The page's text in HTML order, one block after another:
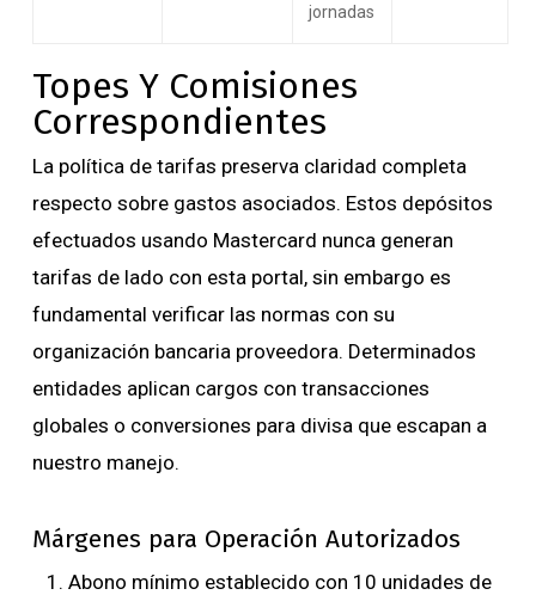
jornadas
Topes Y Comisiones
Correspondientes
La política de tarifas preserva claridad completa
respecto sobre gastos asociados. Estos depósitos
efectuados usando Mastercard nunca generan
tarifas de lado con esta portal, sin embargo es
fundamental verificar las normas con su
organización bancaria proveedora. Determinados
entidades aplican cargos con transacciones
globales o conversiones para divisa que escapan a
nuestro manejo.
Márgenes para Operación Autorizados
Abono mínimo establecido con 10 unidades de